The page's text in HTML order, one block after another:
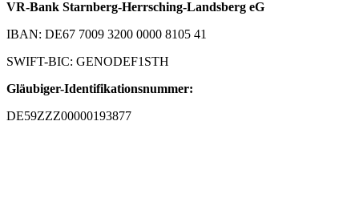
VR-Bank Starnberg-Herrsching-Landsberg eG
IBAN: DE67 7009 3200 0000 8105 41
SWIFT-BIC: GENODEF1STH
Gläubiger-Identifikationsnummer:
DE59ZZZ00000193877